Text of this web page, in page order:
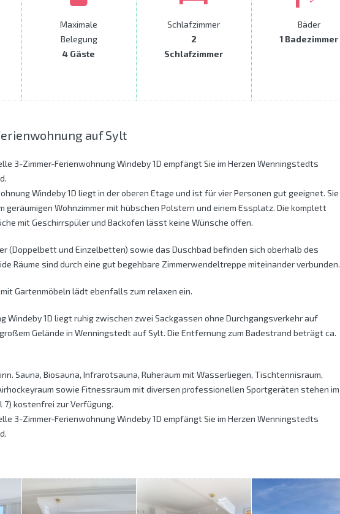
Maximale
Belegung
4 Gäste
Schlafzimmer
2
Schlafzimmer
Bäder
1 Badezimmer
auf Sylt
3-Zimmer-Ferienwohnung Windeby 1D empfängt Sie im Herzen Wenningstedts
Windeby 1D liegt in der oberen Etage und ist für vier Personen gut geeignet. Sie
geräumigen Wohnzimmer mit hübschen Polstern und einem Essplatz. Die komplett
mit Geschirrspüler und Backofen lässt keine Wünsche offen.
(Doppelbett und Einzelbetten) sowie das Duschbad befinden sich oberhalb des
Räume sind durch eine gut begehbare Zimmerwendeltreppe miteinander verbunden.
Gartenmöbeln lädt ebenfalls zum relaxen ein.
Windeby 1D liegt ruhig zwischen zwei Sackgassen ohne Durchgangsverkehr auf
Gelände in Wenningstedt auf Sylt. Die Entfernung zum Badestrand beträgt ca.
Sauna, Biosauna, Infrarotsauna, Ruheraum mit Wasserliegen, Tischtennisraum,
sowie Fitnessraum mit diversen professionellen Sportgeräten stehen im
7) kostenfrei zur Verfügung.
3-Zimmer-Ferienwohnung Windeby 1D empfängt Sie im Herzen Wenningstedts